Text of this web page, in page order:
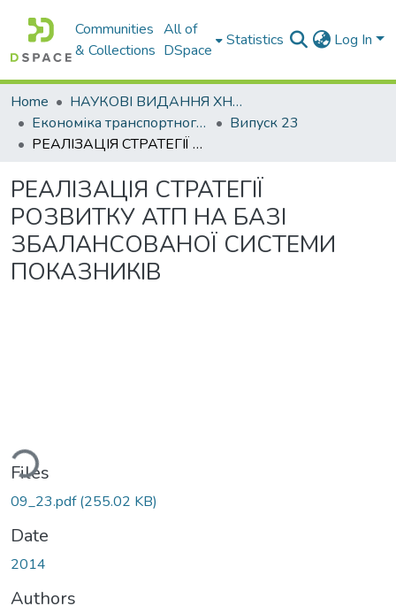
Communities
& Collections
All of
DSpace
Statistics Log In
Home
НАУКОВІ ВИДАННЯ ХНАДУ
Економіка транспортного комплексу
Випуск 23
РЕАЛІЗАЦІЯ СТРАТЕГІЇ РОЗВИТКУ АТП НА БАЗІ ЗБАЛАНСОВАНОЇ СИСТЕМИ ПОКАЗНИКІВ
РЕАЛІЗАЦІЯ СТРАТЕГІЇ
РОЗВИТКУ АТП НА БАЗІ
ЗБАЛАНСОВАНОЇ СИСТЕМИ
ПОКАЗНИКІВ
Files
09_23.pdf(255.02 KB)
Date
2014
Authors